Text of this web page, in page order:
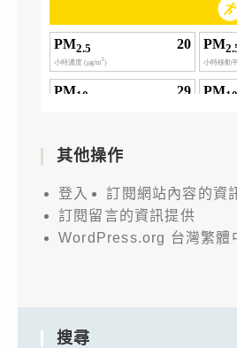
其他操作
登入
訂閱網站內容的資
訂閱留言的資訊提供
WordPress.org 台灣繁體
搜尋